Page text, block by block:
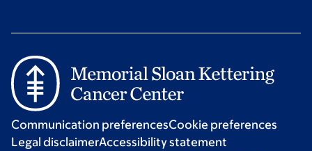
Communication preferencesCookie preferences
Legal disclaimerAccessibility statement